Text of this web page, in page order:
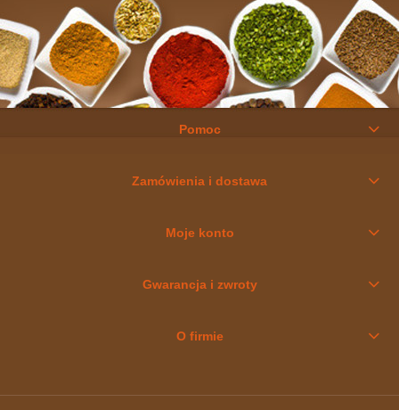
Pomoc
Zamówienia i dostawa
Moje konto
Gwarancja i zwroty
O firmie